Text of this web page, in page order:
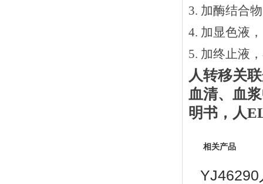
3. 加酶结合
4. 加显色液
5. 加终止液
人转移关
血清、血
明书 ， 人
相关产品
YJ46290